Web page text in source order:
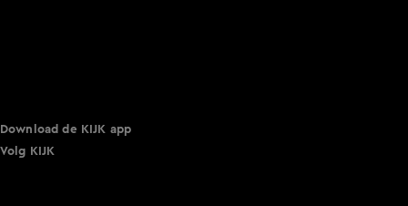
Download de KIJK app
Volg KIJK